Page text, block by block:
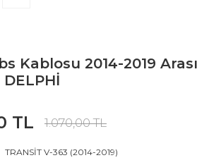
Kablosu 2014-2019 Arası
TL 1.070,00 TL
TRANSİT V-363 (2014-2019)